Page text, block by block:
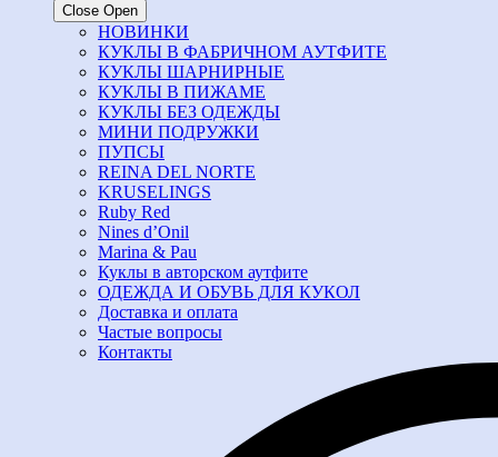
Close Open
НОВИНКИ
КУКЛЫ В ФАБРИЧНОМ АУТФИТЕ
КУКЛЫ ШАРНИРНЫЕ
КУКЛЫ В ПИЖАМЕ
КУКЛЫ БЕЗ ОДЕЖДЫ
МИНИ ПОДРУЖКИ
ПУПСЫ
REINA DEL NORTE
KRUSELINGS
Ruby Red
Nines d’Onil
Marina & Pau
Куклы в авторском аутфите
ОДЕЖДА И ОБУВЬ ДЛЯ КУКОЛ
Доставка и оплата
Частые вопросы
Контакты